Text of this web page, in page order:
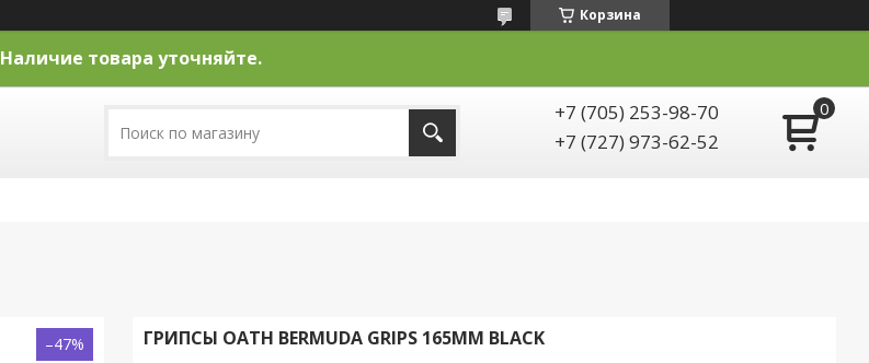
Корзина
Наличие товара уточняйте.
+7 (705) 253-98-70
+7 (727) 973-62-52
–47% ГРИПСЫ OATH BERMUDA GRIPS 165MM BLACK